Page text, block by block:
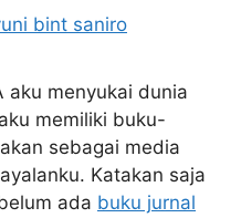
bint saniro
aku menyukai dunia
memiliki buku-
sebagai media
Katakan saja
ada buku jurnal